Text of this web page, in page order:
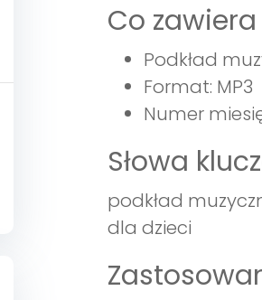
Co
Podkład
Format: MP3
Numer
Słowa
podkład
dla dzieci